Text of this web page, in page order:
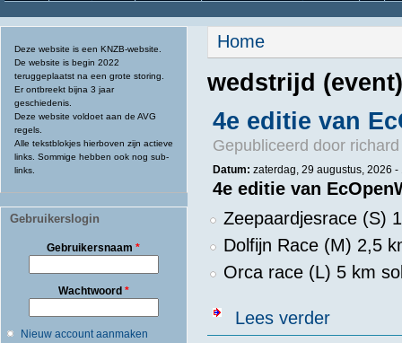
Deze website is een KNZB-website.
De website is begin 2022
teruggeplaatst na een grote storing.
Er ontbreekt bijna 3 jaar
geschiedenis.
Deze website voldoet aan de AVG
regels.
Alle tekstblokjes hierboven zijn actieve
links. Sommige hebben ook nog sub-
links.
Gebruikerslogin
Gebruikersnaam*
Wachtwoord *
Nieuw account aanmaken
U bent hier
Home
wedstrijd
4e editie van
Gepubliceerd door
Datum: zaterdag, 29 augustus, 2026 -
4e editie van
Zeepaardjesrace (S)
Dolfijn Race (M) 2,5
Orca race (L) 5 km
Lees verderover 4e editie